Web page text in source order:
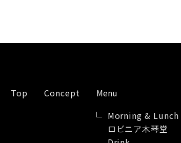
Top Concept
Menu
Morning & Lunch
ロビニア木琴堂